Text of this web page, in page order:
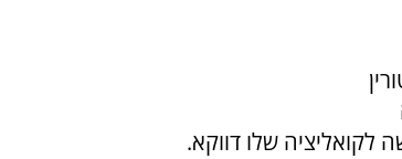
שלו דווקא.